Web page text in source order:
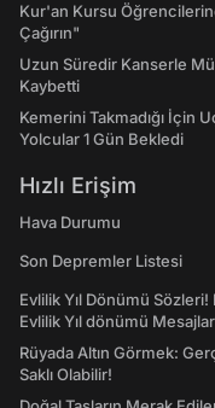
Kur'an Kursu
Çağırın"
Uzun Süredir Kanserle
Kaybetti
Kemerini Takmadığı İçin
Yolcular 1 Gün Bekledi
Hızlı Erişim
Hava Durumu
Son Depremler Listesi
Evlilik Yıl Dönümü
Evlilik Yıl dönümü
Rüyada Altın Görmek:
Saklı Olabilir!